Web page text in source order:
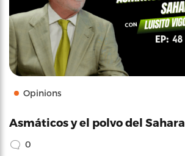
Opinions
Asmáticos y el polvo del Sahara
0